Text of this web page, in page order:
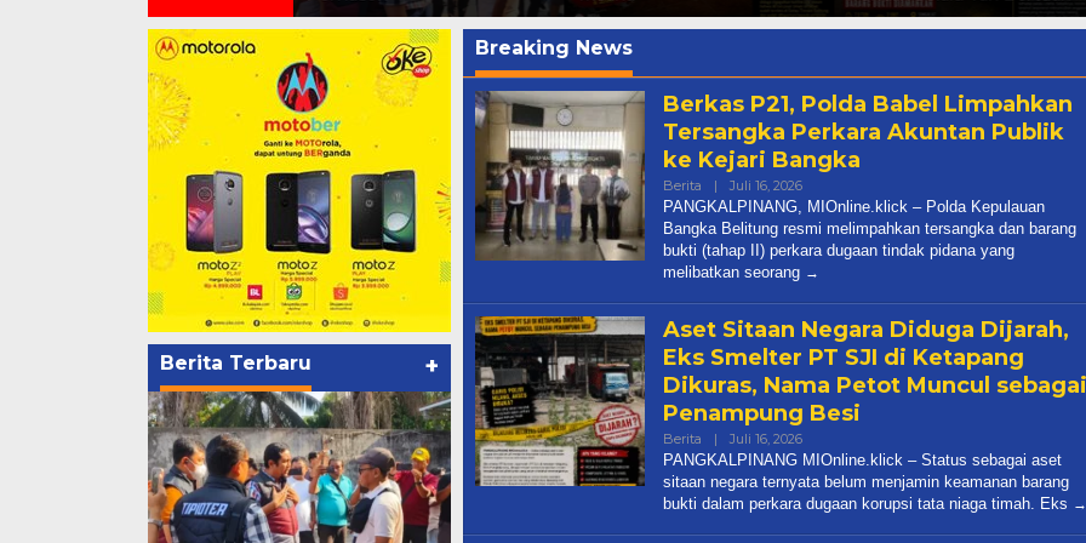
Berita Terbaru +
Breaking News
mediaindonesiaonline.clickBerkas P21, Polda Babel Limpahkan
Tersangka Perkara Akuntan Publik
ke Kejari Bangka
Berita | Juli 16, 2026Oleh
Admin
Media
PANGKALPINANG, MIOnline.klick – Polda Kepulauan
Bangka Belitung resmi melimpahkan tersangka dan barang
bukti (tahap II) perkara dugaan tindak pidana yang
melibatkan seorang
Aset Sitaan Negara Diduga Dijarah,
Eks Smelter PT SJI di Ketapang
Dikuras, Nama Petot Muncul sebagai
Penampung Besi
Berita | Juli 16, 2026Oleh
Admin
Media
PANGKALPINANG MIOnline.klick – Status sebagai aset
sitaan negara ternyata belum menjamin keamanan barang
bukti dalam perkara dugaan korupsi tata niaga timah. Eks
Ini Dia Hubungan Partai Garuda
dengan Gerindra
Februari 19, 2018
Strategi PPP Menangkan Duet
Ganjar dan Gus Yasin
Di Berita, Politik | Februari 19, 2018
Ini Dia Hubungan Partai Garuda
dengan Gerindra
Di Berita, Politik | Februari 19, 2018